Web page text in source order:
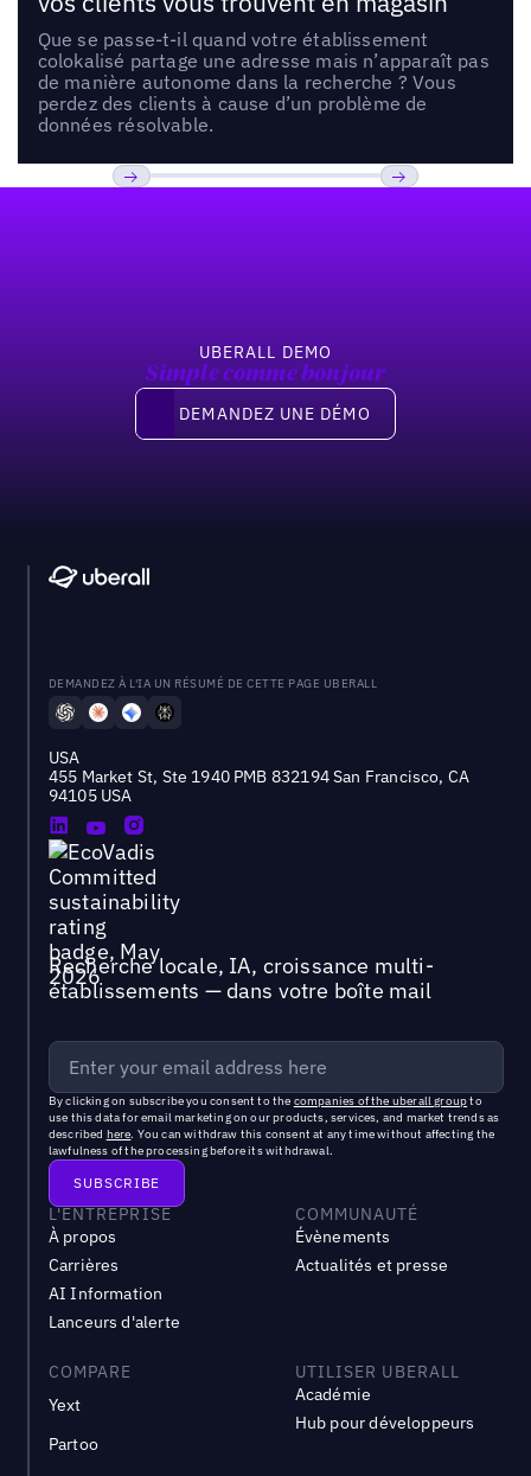
Que se passe-t-il quand votre établissement
colokalisé partage une adresse mais n’apparaît pas
de manière autonome dans la recherche ? Vous
perdez des clients à cause d’un problème de
données résolvable.
UBERALL DEMO
Simple comme bonjour
Demandez une démo
DEMANDEZ UNE DÉMO
DEMANDEZ À L'IA UN RÉSUMÉ DE CETTE PAGE UBERALL
USA
455 Market St, Ste 1940 PMB 832194 San Francisco, CA
94105 USA
Recherche locale, IA, croissance multi-
établissements — dans votre boîte mail
By clicking on subscribe you consent to the companies of the uberall groupto
use this data for email marketing on our products, services, and market trends as
described here. You can withdraw this consent at any time without affecting the
lawfulness of the processing before its withdrawal.
L'ENTREPRISE
À propos
Carrières
AI Information
Lanceurs d'alerte
COMMUNAUTÉ
Évènements
Actualités et presse
COMPARE
Yext
Partoo
UTILISER UBERALL
Académie
Hub pour développeurs